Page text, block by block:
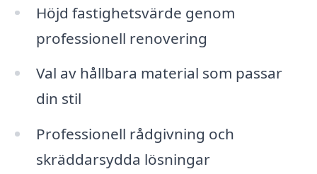
Höjd fastighetsvärde genom
professionell renovering
Val av hållbara material som passar
din stil
Professionell rådgivning och
skräddarsydda lösningar